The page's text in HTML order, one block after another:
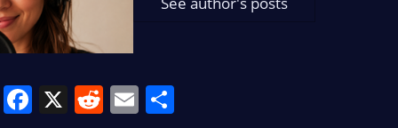
Facebook
X Reddit
Email